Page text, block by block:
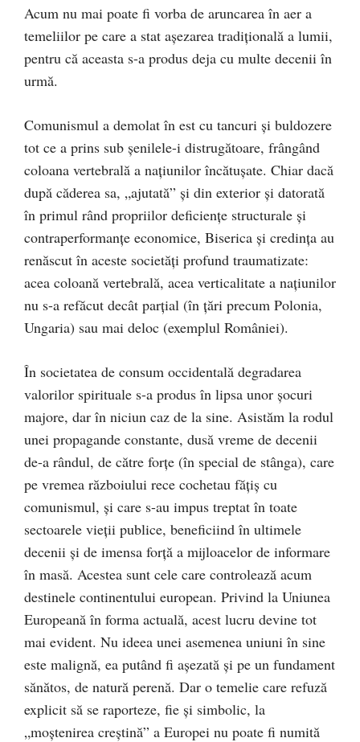
Acum nu mai poate fi vorba de aruncarea în aer a
temeliilor pe care a stat aşezarea tradiţională a lumii,
pentru că aceasta s-a produs deja cu multe decenii în
urmă.
Comunismul a demolat în est cu tancuri şi buldozere
tot ce a prins sub şenilele-i distrugătoare, frângând
coloana vertebrală a naţiunilor încătuşate. Chiar dacă
după căderea sa, „ajutată” şi din exterior şi datorată
în primul rând propriilor deficienţe structurale şi
contraperformanţe economice, Biserica şi credinţa au
renăscut în aceste societăţi profund traumatizate:
acea coloană vertebrală, acea verticalitate a naţiunilor
nu s-a refăcut decât parţial (în ţări precum Polonia,
Ungaria) sau mai deloc (exemplul României).
În societatea de consum occidentală degradarea
valorilor spirituale s-a produs în lipsa unor şocuri
majore, dar în niciun caz de la sine. Asistăm la rodul
unei propagande constante, dusă vreme de decenii
de-a rândul, de către forţe (în special de stânga), care
pe vremea războiului rece cochetau făţiş cu
comunismul, şi care s-au impus treptat în toate
sectoarele vieţii publice, beneficiind în ultimele
decenii şi de imensa forţă a mijloacelor de informare
în masă. Acestea sunt cele care controlează acum
destinele continentului european. Privind la Uniunea
Europeană în forma actuală, acest lucru devine tot
mai evident. Nu ideea unei asemenea uniuni în sine
este malignă, ea putând fi aşezată şi pe un fundament
sănătos, de natură perenă. Dar o temelie care refuză
explicit să se raporteze, fie şi simbolic, la
„moştenirea creştină” a Europei nu poate fi numită